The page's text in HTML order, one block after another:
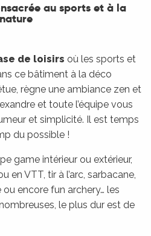
au sports et à la
nature
de loisirs où les sports et
ce bâtiment à la déco
règne une ambiance zen et
et toute l’équipe vous
et simplicité. Il est temps
du possible !
game intérieur ou extérieur,
en VTT, tir à l’arc, sarbacane,
encore fun archery… les
le plus dur est de